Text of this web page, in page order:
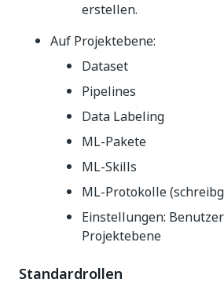
erstellen.
Auf Projektebene:
Dataset
Pipelines
Data Labeling
ML-Pakete
ML-Skills
ML-Protokolle
Einstellungen:
Projektebene
Standardrollen